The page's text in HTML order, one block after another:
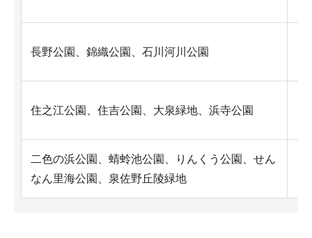
長野公園、錦織公園、石川河川公園
住之江公園、住吉公園、大泉緑地、浜寺公園
二色の浜公園、蜻蛉池公園、りんくう公園、せん
なん里海公園、泉佐野丘陵緑地